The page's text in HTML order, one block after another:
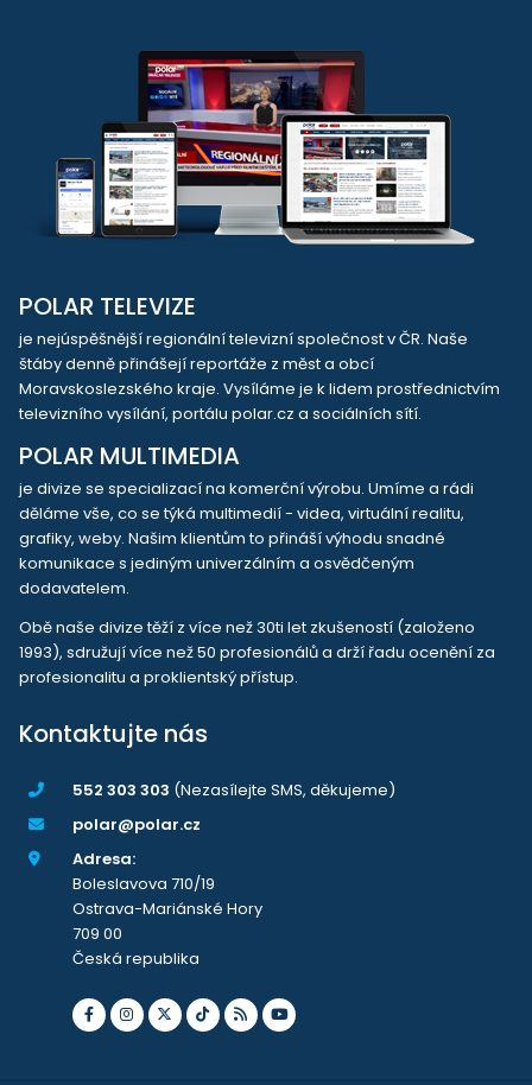
POLAR TELEVIZE
je nejúspěšnější regionální televizní společnost v ČR. Naše
štáby denně přinášejí reportáže z měst a obcí
Moravskoslezského kraje. Vysíláme je k lidem prostřednictvím
televizního vysílání, portálu polar.cz a sociálních sítí.
POLAR MULTIMEDIA
je divize se specializací na komerční výrobu. Umíme a rádi
děláme vše, co se týká multimedií - videa, virtuální realitu,
grafiky, weby. Našim klientům to přináší výhodu snadné
komunikace s jediným univerzálním a osvědčeným
dodavatelem.
Obě naše divize těží z více než 30ti let zkušeností (založeno
1993), sdružují více než 50 profesionálů a drží řadu ocenění za
profesionalitu a proklientský přístup.
Kontaktujte nás
552 303 303 (Nezasílejte SMS, děkujeme)
polar@polar.cz
Adresa:
Boleslavova 710/19
Ostrava-Mariánské Hory
709 00
Česká republika